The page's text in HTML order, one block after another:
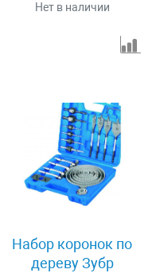
Нет в наличии
Набор коронок по
дереву Зубр